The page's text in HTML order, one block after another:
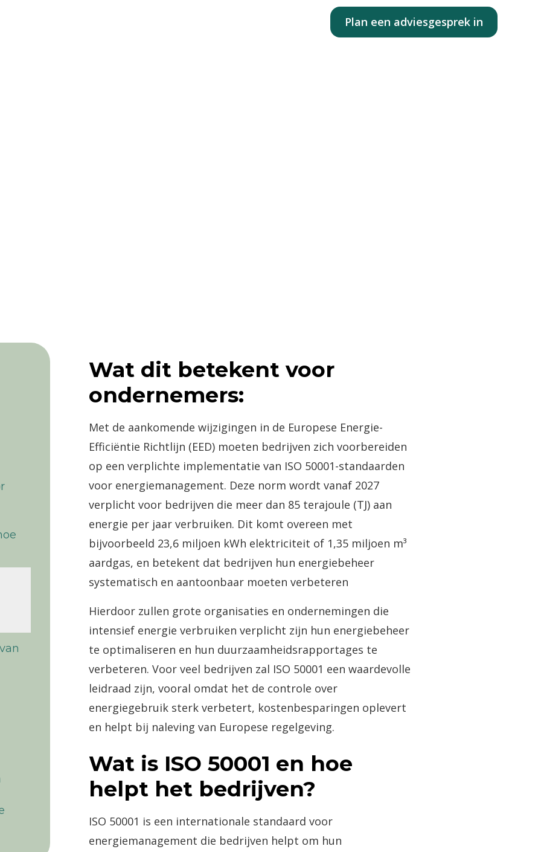
Plan een adviesgesprek in
Wat dit betekent voor
ondernemers:
Met de aankomende wijzigingen in de Europese Energie-
Efficiëntie Richtlijn (EED) moeten bedrijven zich voorbereiden
op een verplichte implementatie van ISO 50001-standaarden
voor energiemanagement. Deze norm wordt vanaf 2027
verplicht voor bedrijven die meer dan 85 terajoule (TJ) aan
energie per jaar verbruiken. Dit komt overeen met
bijvoorbeeld 23,6 miljoen kWh elektriciteit of 1,35 miljoen m³
aardgas, en betekent dat bedrijven hun energiebeheer
systematisch en aantoonbaar moeten verbeteren​
Hierdoor zullen grote organisaties en ondernemingen die
intensief energie verbruiken verplicht zijn hun energiebeheer
te optimaliseren en hun duurzaamheidsrapportages te
verbeteren. Voor veel bedrijven zal ISO 50001 een waardevolle
leidraad zijn, vooral omdat het de controle over
energiegebruik sterk verbetert, kostenbesparingen oplevert
en helpt bij naleving van Europese regelgeving.
Wat is ISO 50001 en hoe
helpt het bedrijven?
ISO 50001 is een internationale standaard voor
energiemanagement die bedrijven helpt om hun